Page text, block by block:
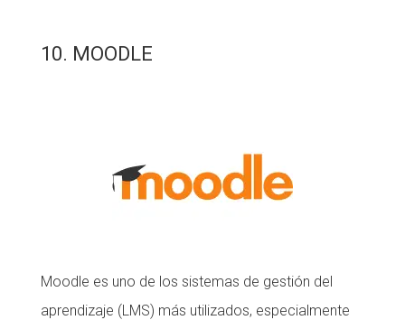
10. MOODLE
Moodle es uno de los sistemas de gestión del
aprendizaje (LMS) más utilizados, especialmente